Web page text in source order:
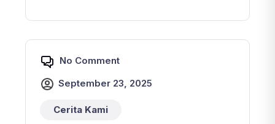
No Comment
September 23, 2025
Cerita Kami